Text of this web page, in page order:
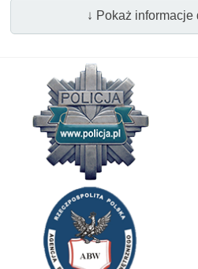
↓ Pokaż informacje